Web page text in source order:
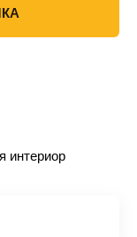
интериор